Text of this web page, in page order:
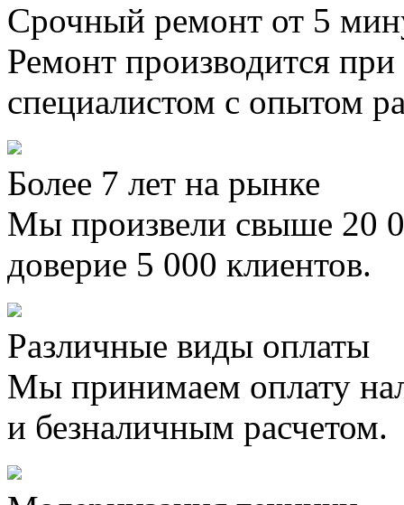
Срочный ремонт от 5
Ремонт производится
специалистом с опытом
Более 7 лет на рынке
Мы произвели свыше 20
доверие 5 000 клиентов.
Различные виды оплаты
Мы принимаем оплату
и безналичным расчетом.